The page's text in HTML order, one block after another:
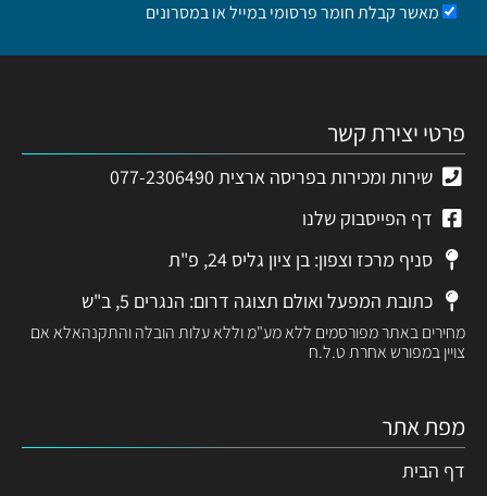
מאשר קבלת חומר פרסומי במייל או במסרונים
פרטי יצירת קשר
שירות ומכירות בפריסה ארצית 077-2306490
דף הפייסבוק שלנו
סניף מרכז וצפון: בן ציון גליס 24, פ"ת
כתובת המפעל ואולם תצוגה דרום: הנגרים 5, ב"ש
מחירים באתר מפורסמים ללא מע"מ וללא עלות הובלה והתקנהאלא אם
צויין במפורש אחרת ט.ל.ח
מפת אתר
דף הבית